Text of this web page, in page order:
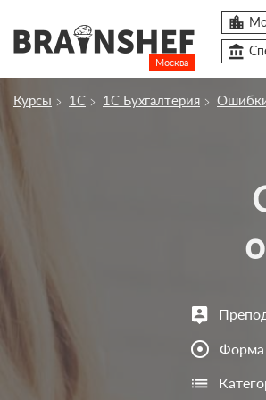
Москва

account_balance
Курсы 1С 1С Бухгалтерия Ошибки
Отзывы о
adjust Форма